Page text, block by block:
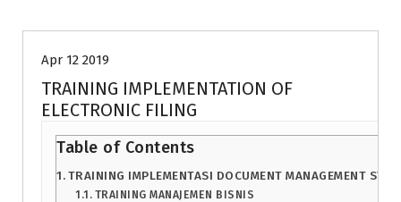
Apr 12 2019
TRAINING IMPLEMENTATION OF
ELECTRONIC FILING
Table of Contents
TRAINING IMPLEMENTASI DOCUMENT MANAGEMENT
TRAINING MANAJEMEN BISNIS